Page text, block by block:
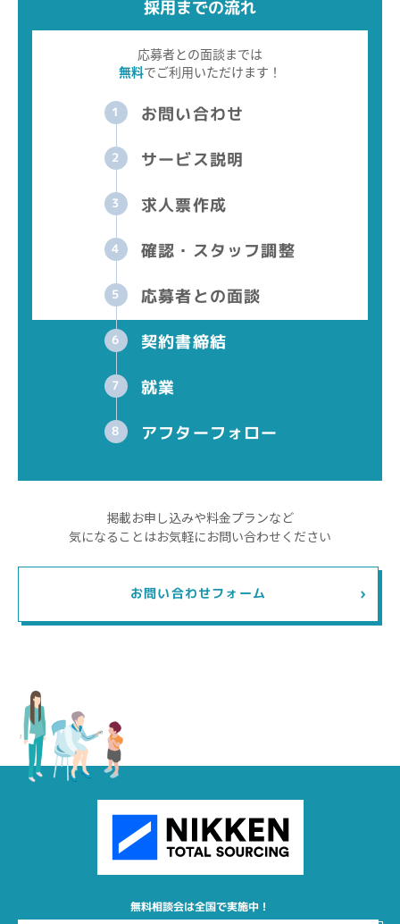
採用までの流れ
応募者との面談までは
無料でご利用いただけます！
1 お問い合わせ
2 サービス説明
3 求人票作成
4 確認・スタッフ調整
5 応募者との面談
6 契約書締結
7 就業
8 アフターフォロー
掲載お申し込みや料金プランなど
気になることはお気軽にお問い合わせください
お問い合わせフォーム
無料相談会は全国で実施中！